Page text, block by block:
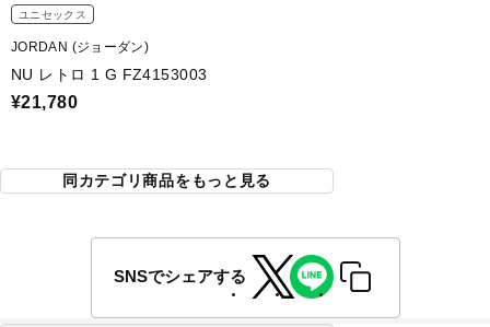
ユニセックス
JORDAN (ジョーダン)
NU レトロ 1 G FZ4153003
¥21,780
同カテゴリ商品をもっと見る
SNSでシェアする